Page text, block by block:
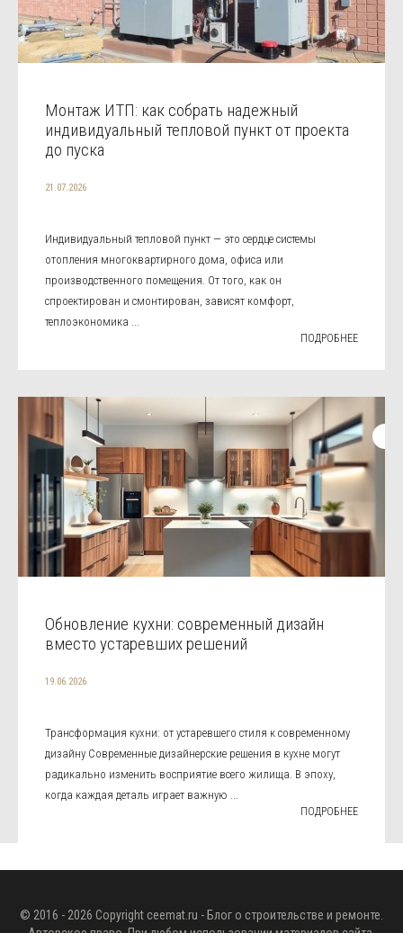
Монтаж ИТП: как собрать надежный
индивидуальный тепловой пункт от проекта
до пуска
21.07.2026
Индивидуальный тепловой пункт — это сердце системы
отопления многоквартирного дома, офиса или
производственного помещения. От того, как он
спроектирован и смонтирован, зависят комфорт,
теплоэкономика ...
ПОДРОБНЕЕ
Обновление кухни: современный дизайн
вместо устаревших решений
19.06.2026
Трансформация кухни: от устаревшего стиля к современному
дизайну Современные дизайнерские решения в кухне могут
радикально изменить восприятие всего жилища. В эпоху,
когда каждая деталь играет важную ...
ПОДРОБНЕЕ
© 2016 - 2026 Copyright ceemat.ru - Блог о строительстве и ремонте.